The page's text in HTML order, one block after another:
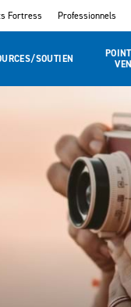
Fortress Professionnels
SOUTIEN